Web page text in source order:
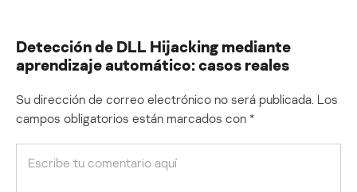
Detección de DLL Hijacking mediante
aprendizaje automático: casos reales
Su dirección de correo electrónico no será publicada. Los
campos obligatorios están marcados con *